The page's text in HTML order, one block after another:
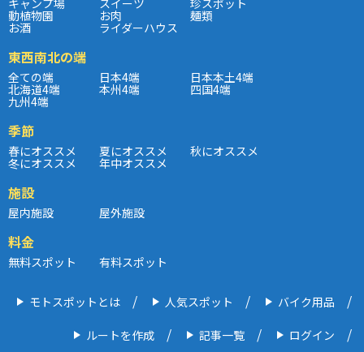
動植物園 お肉 麺類
お酒 ライダーハウス
東西南北の端
全ての端 日本4端 日本本土4端
北海道4端 本州4端 四国4端
九州4端
季節
春にオススメ 夏にオススメ 秋にオススメ
冬にオススメ 年中オススメ
施設
屋内施設 屋外施設
料金
無料スポット 有料スポット
モトスポットとは 人気スポット バイク用品
ルートを作成 記事一覧 ログイン